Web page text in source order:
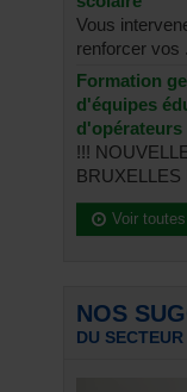
Vous
renforcer vos
Formation
d'équipes
d'opérateurs
!!!
BRUXELLES
Voir
NOS
DU